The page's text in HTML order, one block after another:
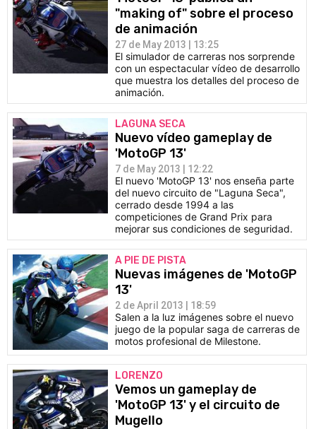
"making of" sobre el proceso
de animación
27 de May 2013 | 13:25
El simulador de carreras nos sorprende
con un espectacular vídeo de desarrollo
que muestra los detalles del proceso de
animación.
LAGUNA SECA
Nuevo vídeo gameplay de
'MotoGP 13'
7 de May 2013 | 12:22
El nuevo 'MotoGP 13' nos enseña parte
del nuevo circuito de "Laguna Seca",
cerrado desde 1994 a las
competiciones de Grand Prix para
mejorar sus condiciones de seguridad.
A PIE DE PISTA
Nuevas imágenes de 'MotoGP
13'
2 de April 2013 | 18:59
Salen a la luz imágenes sobre el nuevo
juego de la popular saga de carreras de
motos profesional de Milestone.
LORENZO
Vemos un gameplay de
'MotoGP 13' y el circuito de
Mugello